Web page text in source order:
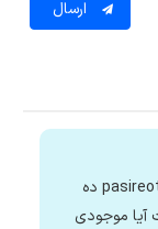
ارسال
سلام و خسته نباشید داروی پاسیریوتاید pasireotide ده
آیا موجودی